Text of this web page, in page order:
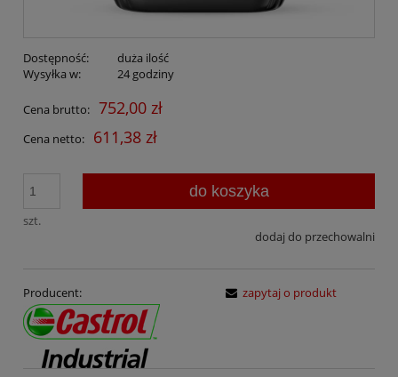
Dostępność:
duża ilość
Wysyłka w:
24 godziny
Cena brutto: 752,00 zł
Cena netto: 611,38 zł
szt.
do koszyka
dodaj do przechowalni
Producent: zapytaj o produkt